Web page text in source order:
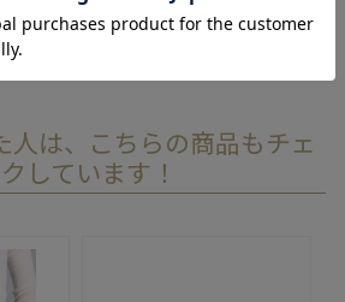
レビューを書く
人は、こちらの商品もチェ
しています！